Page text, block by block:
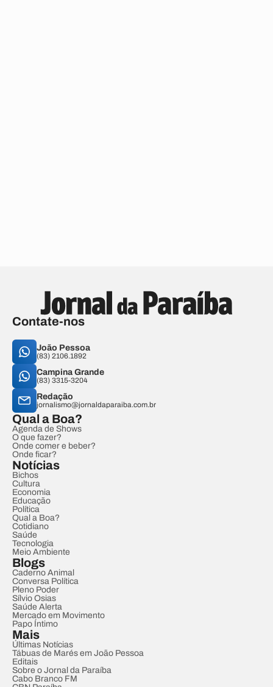
Contate-nos
João Pessoa
(83) 2106.1892
Campina Grande
(83) 3315-3204
Redação
jornalismo@jornaldaparaiba.com.br
Qual a Boa?
Agenda de Shows
O que fazer?
Onde comer e beber?
Onde ficar?
Notícias
Bichos
Cultura
Economia
Educação
Política
Qual a Boa?
Cotidiano
Saúde
Tecnologia
Meio Ambiente
Blogs
Caderno Animal
Conversa Política
Pleno Poder
Sílvio Osias
Saúde Alerta
Mercado em Movimento
Papo Íntimo
Mais
Últimas Notícias
Tábuas de Marés em João Pessoa
Editais
Sobre o Jornal da Paraíba
Cabo Branco FM